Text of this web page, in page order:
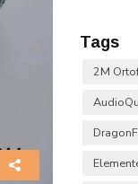
Tags
2M